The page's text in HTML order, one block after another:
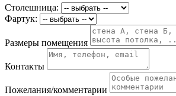
Столешница:
Фартук:
Размеры помещения
Контакты
Пожелания/комментарии